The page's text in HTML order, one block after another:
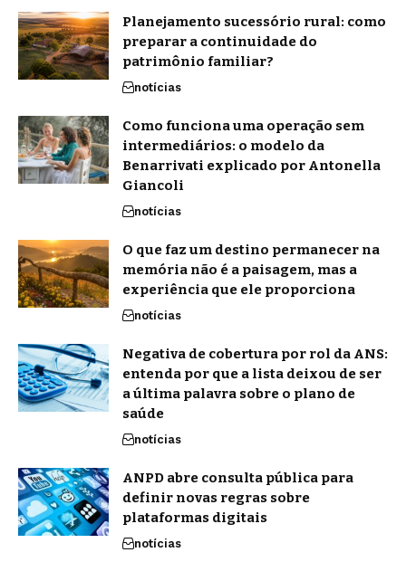
Planejamento sucessório rural: como
preparar a continuidade do
patrimônio familiar?
notícias
Como funciona uma operação sem
intermediários: o modelo da
Benarrivati explicado por Antonella
Giancoli
notícias
O que faz um destino permanecer na
memória não é a paisagem, mas a
experiência que ele proporciona
notícias
Negativa de cobertura por rol da ANS:
entenda por que a lista deixou de ser
a última palavra sobre o plano de
saúde
notícias
ANPD abre consulta pública para
definir novas regras sobre
plataformas digitais
notícias